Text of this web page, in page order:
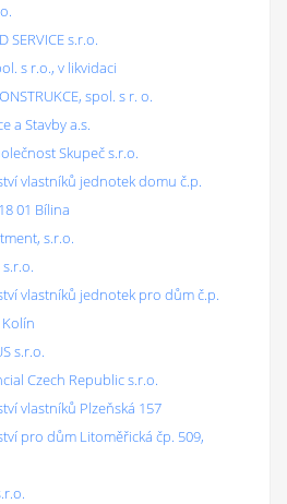
SERVICE s.r.o.
s r.o., v likvidaci
spol. s r. o.
a Stavby a.s.
Skupeč s.r.o.
vlastníků jednotek domu č.p.
01 Bílina
s.r.o.
vlastníků jednotek pro dům č.p.
s.r.o.
Czech Republic s.r.o.
vlastníků Plzeňská 157
pro dům Litoměřická čp. 509,